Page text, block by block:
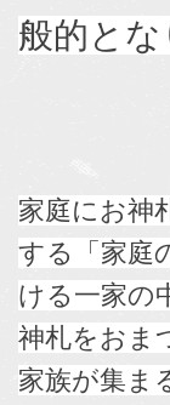
般的とな
家庭にお神
する「家庭
ける一家の
神札をおま
家族が集ま